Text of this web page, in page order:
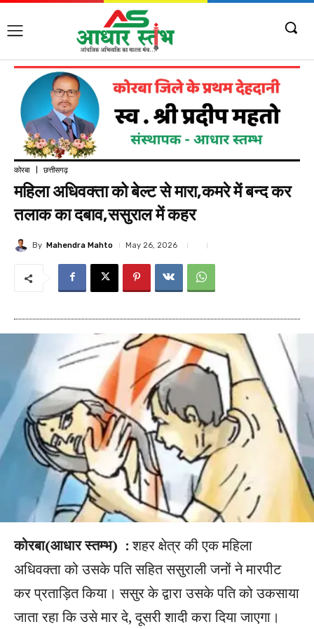
कोरबा छत्तीसगढ़
महिला अधिवक्ता को बेल्ट से मारा,कमरे में बन्द कर
तलाक का दबाव,ससुराल में कहर
By Mahendra Mahto May 26, 2026
कोरबा(आधार स्तम्भ) :शहर क्षेत्र की एक महिला
अधिवक्ता को उसके पति सहित ससुराली जनों ने मारपीट
कर प्रताड़ित किया। ससुर के द्वारा उसके पति को उकसाया
जाता रहा कि उसे मार दे, दूसरी शादी करा दिया जाएगा।